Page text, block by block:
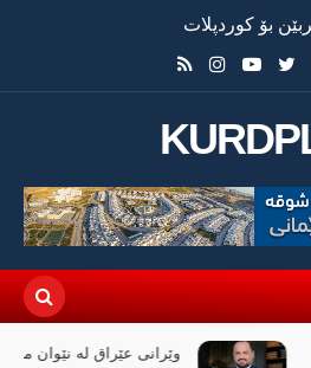
بۆ کوردپلات
لە نێوان ملیاران و ئاگردا